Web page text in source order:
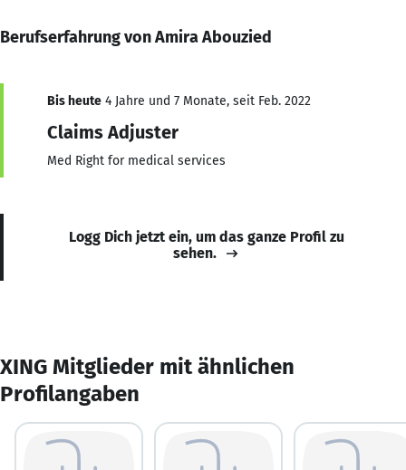
Berufserfahrung von Amira Abouzied
Bis heute 4 Jahre und 7 Monate, seit Feb. 2022
Claims Adjuster
Med Right for medical services
Logg Dich jetzt ein, um das ganze Profil zu
sehen.
XING Mitglieder mit ähnlichen
Profilangaben